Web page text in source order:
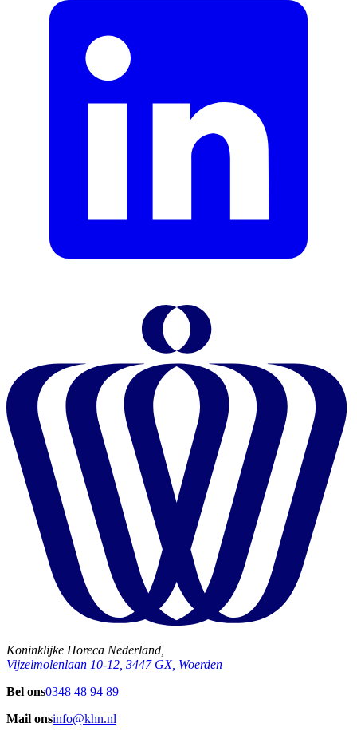
Koninklijke Horeca Nederland,
Vijzelmolenlaan 10-12, 3447 GX, Woerden
Bel ons0348 48 94 89
Mail onsinfo@khn.nl